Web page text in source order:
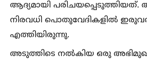
ആദ്യമായി
നിരവധി പൊതുവേദികളില്‍
എത്തിയിരുന്നു.
അടുത്തിടെ നല്‍കിയ ഒരു